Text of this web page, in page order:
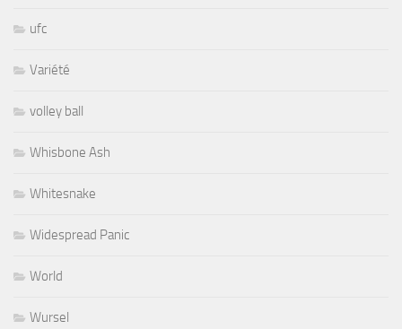
ufc
Variété
volley ball
Whisbone Ash
Whitesnake
Widespread Panic
World
Wursel